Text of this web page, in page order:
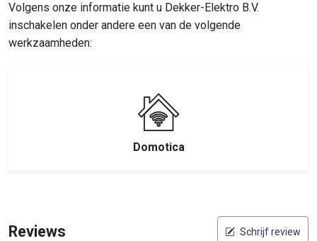
Volgens onze informatie kunt u Dekker-Elektro B.V.
inschakelen onder andere een van de volgende
werkzaamheden:
Domotica
Reviews Schrijf review